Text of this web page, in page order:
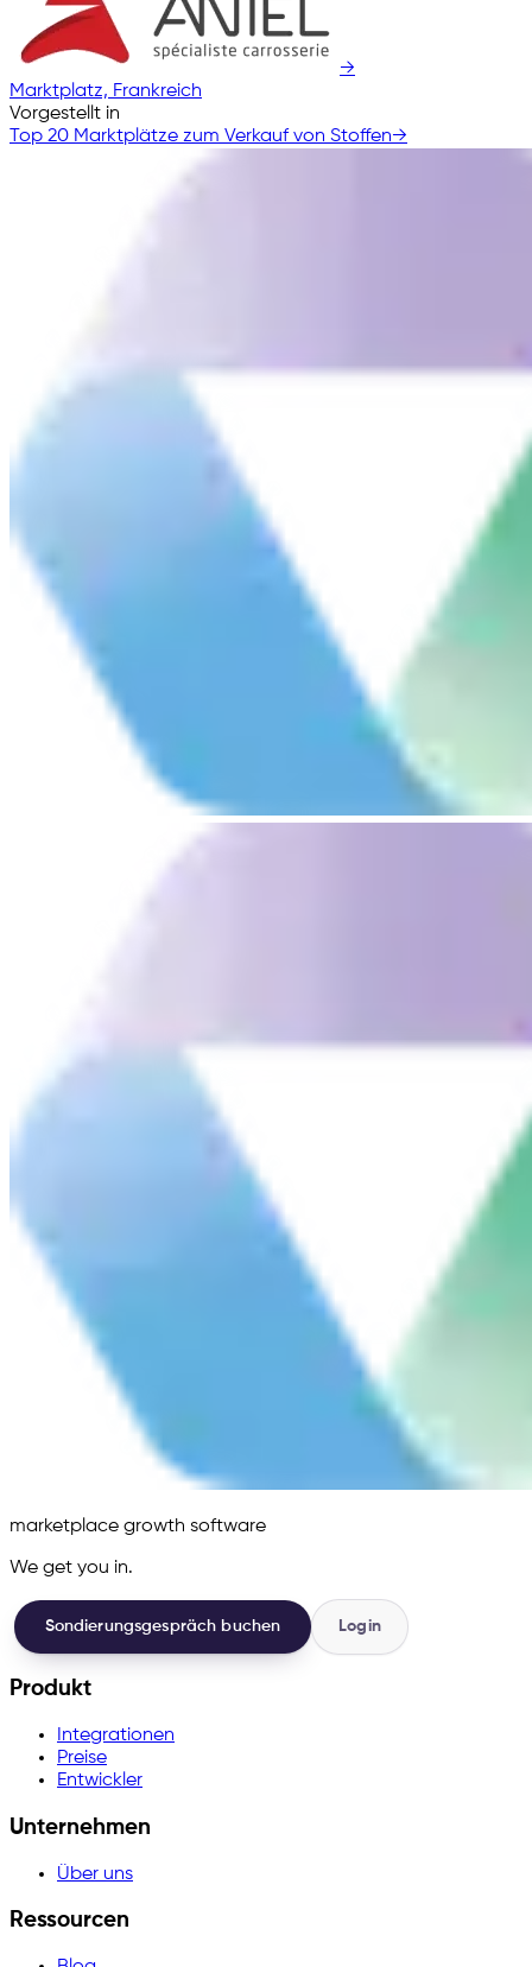
→
Marktplatz, Frankreich
Vorgestellt in
Top 20 Marktplätze zum Verkauf von Stoffen→
marketplace growth software
We get you in.
Sondierungsgespräch buchen Login
Produkt
Integrationen
Preise
Entwickler
Unternehmen
Über uns
Ressourcen